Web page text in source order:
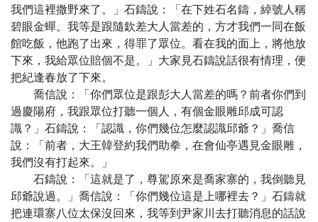
我們這裡撒野來了。」石鑄說：「在下姓石名鑄，綽號人稱
碧眼金蟬。我等是跟隨欽差大人當差的，方才我們一同在飯
館吃飯，他跑了出來，得罪了眾位。看在我的面上，將他放
下來，我給眾位賠個不是。」大家見石鑄說話很有情理，便
把紀逢春放了下來。
喬信說：「你們眾位是跟彭大人當差的嗎？前者你們到
過慶陽府，我跟眾位打聽一個人，有個金眼雕邱成可認
識？」石鑄說：「認識，你們幾位怎麼認識邱爺？」喬信
說：「前者，大王韓登約我們助拳，在會仙亭遇見金眼雕，
我們沒有打起來。」
石鑄說：「這就是了，尊駕原來是喬家寨的，我倒聽見
邱爺說過。」喬信說：「你們幾位這是上哪裡去？」石鑄就
把連環寨八位太保沒回來，我等到尹家川去打聽消息的話說